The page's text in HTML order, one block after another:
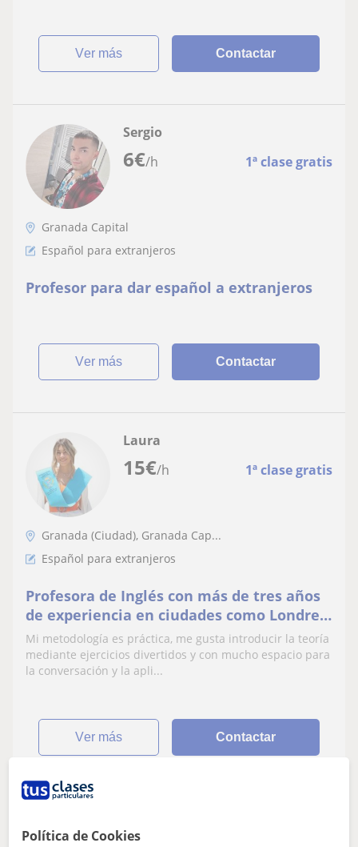
ver más Contactar
6€/h 1ª clase gratis
Sergio
Granada Capital
Español para extranjeros
Profesor para dar español a extranjeros
ver más Contactar
15€/h 1ª clase gratis
Laura
Granada (Ciudad), Granada Cap...
Español para extranjeros
Profesora de Inglés con más de tres años
de experiencia en ciudades como Londres
o Marbella ofrece clases de refuerzo de
inglés para Primaria y ESO, clases de
inglés para adultos, español para
Mi metodología es práctica, me gusta introducir la teoría
mediante ejercicios divertidos y con mucho espacio para
la conversación y la apli...
ver más Contactar
Política de Cookies